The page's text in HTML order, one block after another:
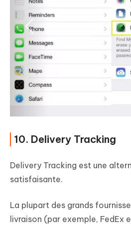
10. Delivery Tracking
Delivery Tracking est une
satisfaisante.
La plupart des grands
livraison (par exemple, FedEx